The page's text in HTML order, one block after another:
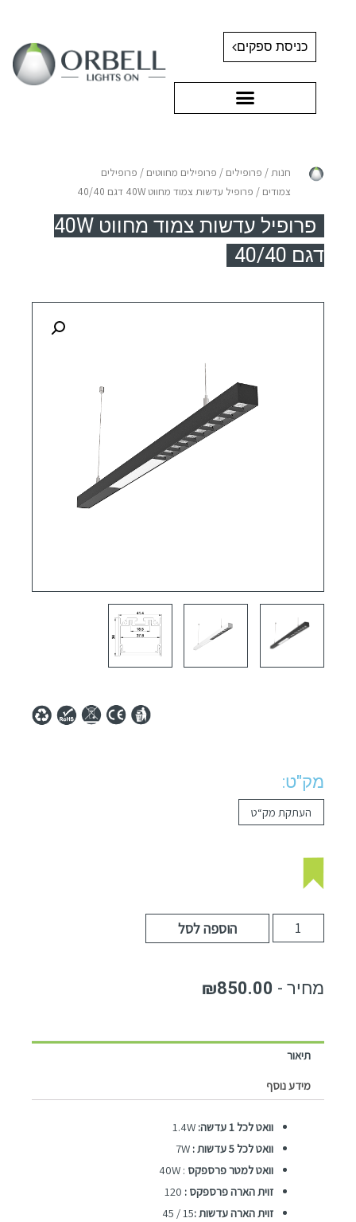
כניסת ספקים
חנות / פרופילים / פרופילים מחווטים / פרופילים
צמודים / פרופיל עדשות צמוד מחווט 40W דגם 40/40
פרופיל עדשות צמוד מחווט 40W
דגם 40/40
מק"ט:
העתקת מק“ט
הוספה לסל
₪850.00
תיאור
מידע נוסף
וואט לכל 1 עדשה:
1.4W
וואט לכל 5 עדשות :
7W
וואט למטר פרספקס : 40W
זוית הארה פרספקס : 120
זוית הארה עדשות :15 / 45